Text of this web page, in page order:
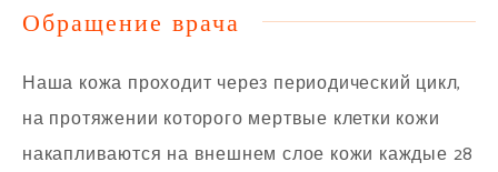
Обращение врача
Наша кожа проходит через периодический цикл,
на протяжении которого мертвые клетки кожи
накапливаются на внешнем слое кожи каждые 28